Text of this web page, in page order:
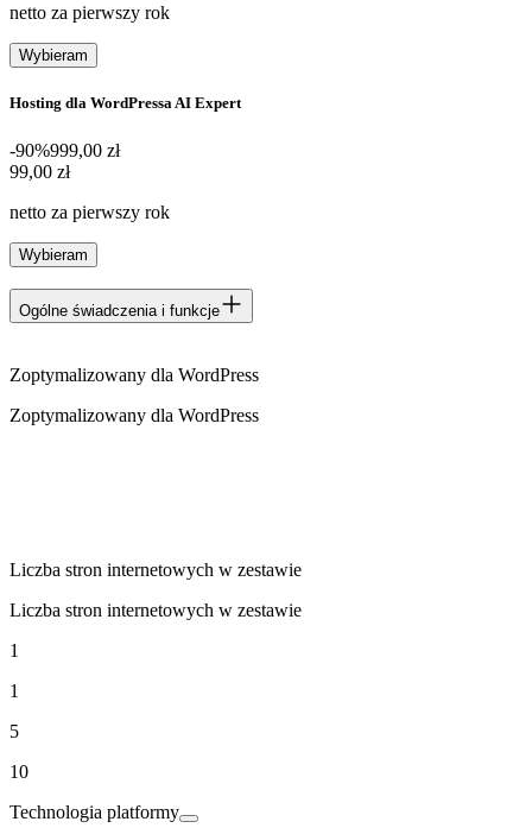
netto za pierwszy rok
Wybieram
Hosting dla WordPressa AI Expert
-90%999,00 zł
99,00 zł
99,00 zł
netto za pierwszy rok
Wybieram
Ogólne świadczenia i funkcje
Zoptymalizowany dla WordPress
Zoptymalizowany dla WordPress
Liczba stron internetowych w zestawie
Liczba stron internetowych w zestawie
1
1
5
10
Technologia platformy